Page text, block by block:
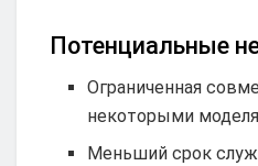
Потенциальные
Ограниченная
некоторыми
Меньший срок